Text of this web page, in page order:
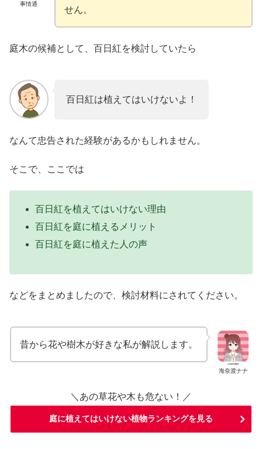
事情通
せん。
庭木の候補として、百日紅を検討していたら
百日紅は植えてはいけないよ！
なんて忠告された経験があるかもしれません。
そこで、ここでは
百日紅を植えてはいけない理由
百日紅を庭に植えるメリット
百日紅を庭に植えた人の声
などをまとめましたので、検討材料にされてください。
海奈渡ナナ
昔から花や樹木が好きな私が解説します。
＼あの草花や木も危ない！／
庭に植えてはいけない植物ランキングを見る